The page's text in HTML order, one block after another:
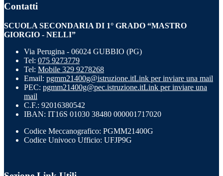
Contatti
SCUOLA SECONDARIA DI 1° GRADO “MASTRO
GIORGIO - NELLI”
Via Perugina - 06024 GUBBIO (PG)
Tel: 075 9273779
Tel: Mobile 329 9278268
Email: pgmm21400g@istruzione.itLink per inviare una mail
PEC: pgmm21400g@pec.istruzione.itLink per inviare una
mail
C.F.: 92016380542
IBAN: IT16S 01030 38480 000001717020
Codice Meccanografico: PGMM21400G
Codice Univoco Ufficio: UFJP9G